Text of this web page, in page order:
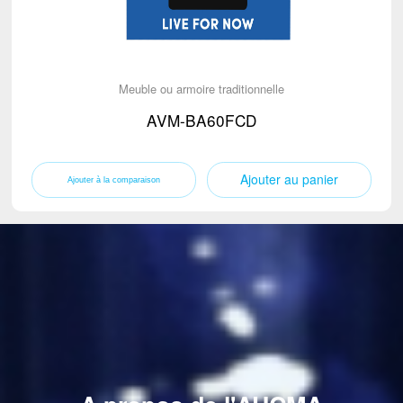
Meuble ou armoire traditionnelle
AVM-BA60FCD
Ajouter au panier